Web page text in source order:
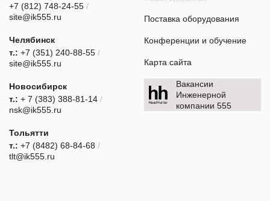
+7 (812) 748-24-55 /
site@ik555.ru
Челябинск
т.: +7 (351) 240-88-55 /
site@ik555.ru
Новосибирск
т.: + 7 (383) 388-81-14 /
nsk@ik555.ru
Тольятти
т.: +7 (8482) 68-84-68 /
tlt@ik555.ru
Поставка оборудования
Конференции и обучение
Карта сайта
Вакансии
Инженерной
компании 555